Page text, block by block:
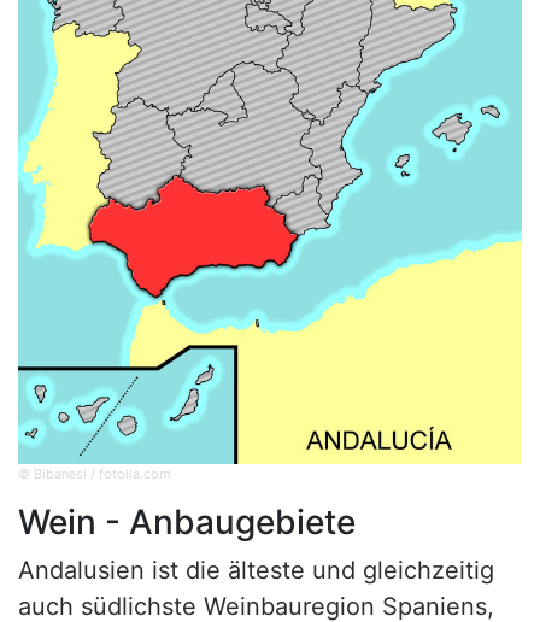
© Bibanesi / fotolia.com
Wein - Anbaugebiete
Andalusien ist die älteste und gleichzeitig
auch südlichste Weinbauregion Spaniens,